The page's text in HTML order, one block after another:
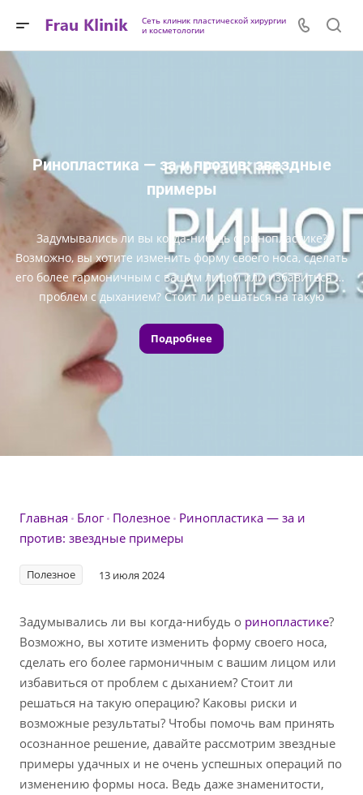
Сеть клиник пластической хирургии
и косметологии
Ринопластика — за и против: звездные
примеры
Задумывались ли вы когда-нибудь о ринопластике?
Возможно, вы хотите изменить форму своего носа, сделать
его более гармоничным с вашим лицом или избавиться от
проблем с дыханием? Стоит ли решаться на такую
операцию? Каковы риски и возможные результаты?
Подробнее
Главная Блог Полезное Ринопластика — за и
против: звездные примеры
Полезное 13 июля 2024
Задумывались ли вы когда-нибудь о ринопластике?
Возможно, вы хотите изменить форму своего носа,
сделать его более гармоничным с вашим лицом или
избавиться от проблем с дыханием? Стоит ли
решаться на такую операцию? Каковы риски и
возможные результаты? Чтобы помочь вам принять
осознанное решение, давайте рассмотрим звездные
примеры удачных и не очень успешных операций по
изменению формы носа. Ведь даже знаменитости,